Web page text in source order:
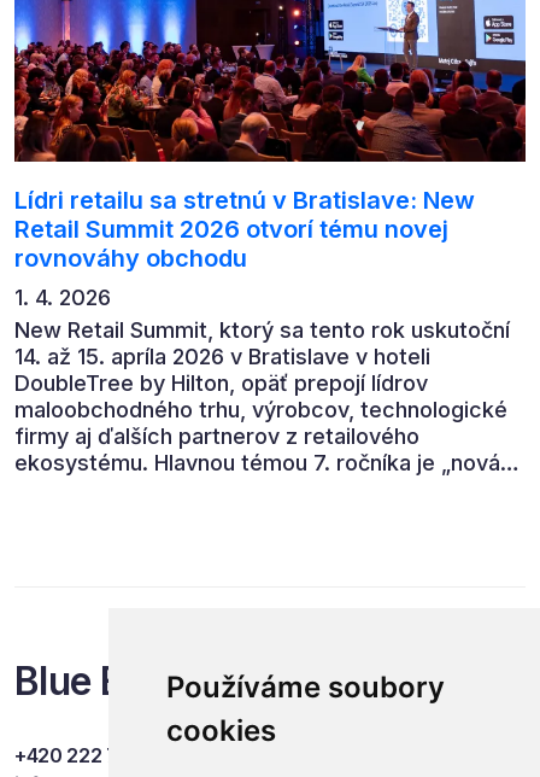
Používáme soubory
cookies
Lídri retailu sa stretnú v Bratislave: New
Retail Summit 2026 otvorí tému novej
rovnováhy obchodu
1. 4. 2026
New Retail Summit, ktorý sa tento rok uskutoční
14. až 15. apríla 2026 v Bratislave v hoteli
DoubleTree by Hilton, opäť prepojí lídrov
maloobchodného trhu, výrobcov, technologické
firmy aj ďalších partnerov z retailového
ekosystému. Hlavnou témou 7. ročníka je „nová
Blue Events
+420 222 749 841